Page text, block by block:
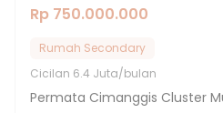
Rp 750.000.000
Rumah Secondary
Cicilan 6.4 Juta/bulan
Permata Cimanggis Cluster